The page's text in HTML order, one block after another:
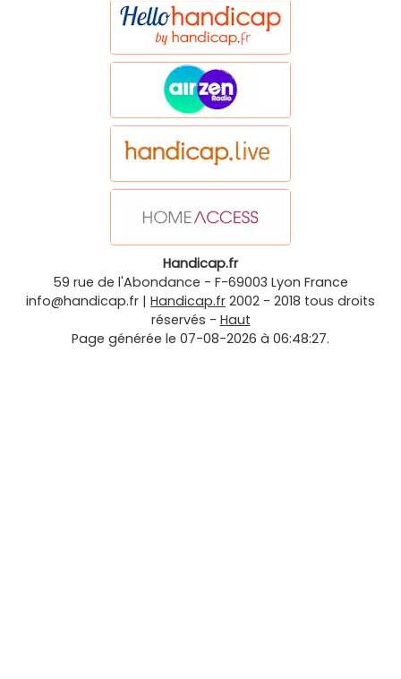
Handicap.fr
59 rue de l'Abondance - F-69003 Lyon France
info@handicap.fr | Handicap.fr 2002 - 2018 tous droits
réservés - Haut
Page générée le 07-08-2026 à 06:48:27.